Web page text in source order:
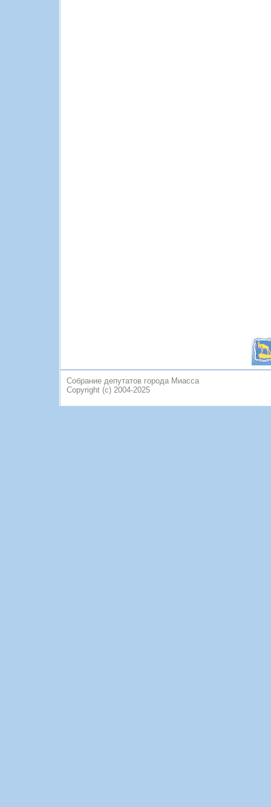
Собрание депутатов города Миасса
Copyright (c) 2004-2025